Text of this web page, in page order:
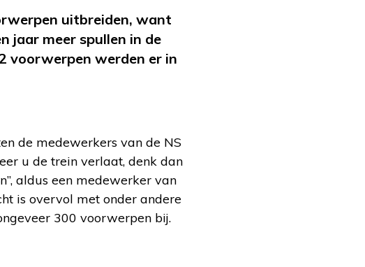
uitbreiden, want
jaar meer spullen in de
voorwerpen werden er in
de medewerkers van de NS
u de trein verlaat, denk dan
aldus een medewerker van
is overvol met onder andere
300 voorwerpen bij.